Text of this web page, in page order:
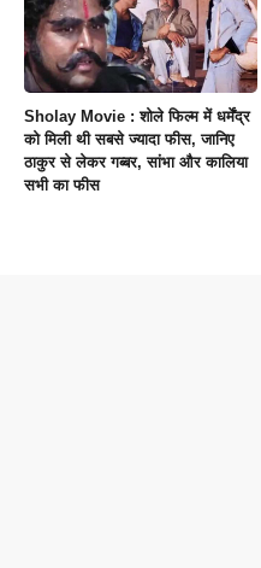
Sholay Movie : शोले फिल्म में धर्मेंद्र
को मिली थी सबसे ज्यादा फीस, जानिए
ठाकुर से लेकर गब्बर, सांभा और कालिया
सभी का फीस